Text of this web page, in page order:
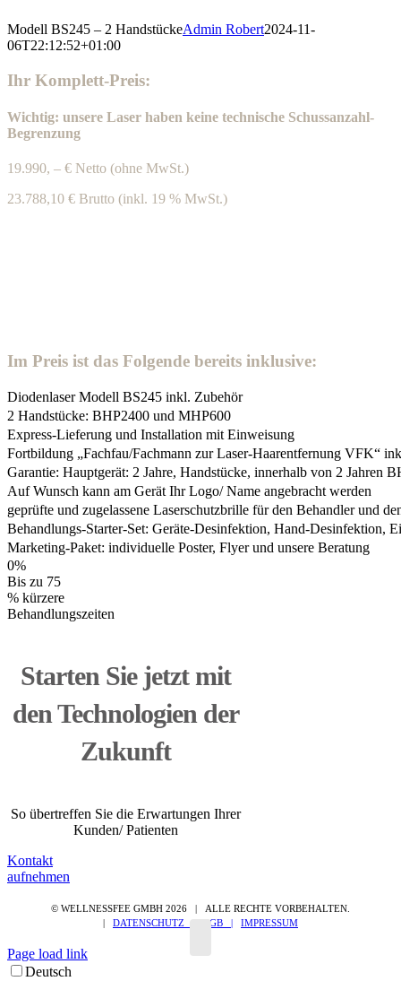
Modell BS245 – 2 HandstückeAdmin Robert2024-11-
06T22:12:52+01:00
Ihr Komplett-Preis:
Wichtig: unsere Laser haben keine technische Schussanzahl-
Begrenzung
19.990, – € Netto (ohne MwSt.)
23.788,10 € Brutto (inkl. 19 % MwSt.)
Im Preis ist das Folgende bereits inklusive:
Diodenlaser Modell BS245 inkl. Zubehör
2 Handstücke: BHP2400 und MHP600
Express-Lieferung und Installation mit Einweisung
Fortbildung „Fachfau/Fachmann zur Laser-Haarentfernung VFK“
Garantie: Hauptgerät: 2 Jahre, Handstücke, innerhalb von 2
Auf Wunsch kann am Gerät Ihr Logo/ Name angebracht werden
geprüfte und zugelassene Laserschutzbrille für den Behandler und
Behandlungs-Starter-Set: Geräte-Desinfektion, Hand-Desinfektion,
Marketing-Paket: individuelle Poster, Flyer und unsere Beratung
0%
Bis zu 75
% kürzere
Behandlungszeiten
Starten Sie jetzt mit
den Technologien der
Zukunft
So übertreffen Sie die Erwartungen Ihrer
Kunden/ Patienten
Kontakt
aufnehmen
© WELLNESSFEE GMBH 2026 | ALLE RECHTE VORBEHALTEN.
DATENSCHUTZ | AGB | IMPRESSUM
Page load link
NachDeutsch